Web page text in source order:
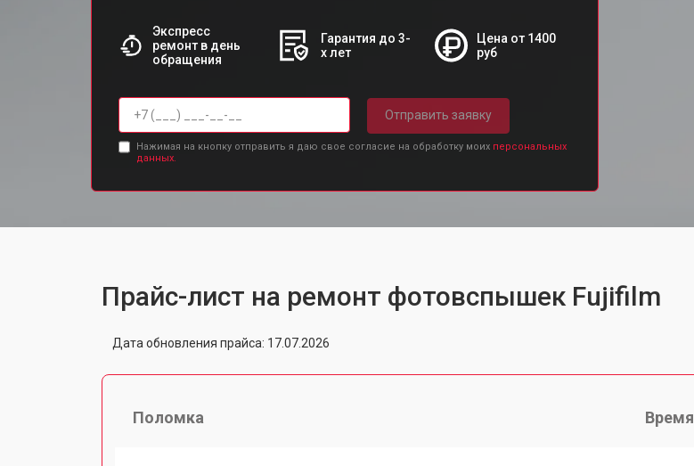
Экспресс
ремонт в день
обращения
Гарантия до 3-
х лет
Цена от 1400
руб
Отправить заявку
Нажимая на кнопку отправить я даю свое согласие на обработку моих персональных
данных.
Прайс-лист на ремонт фотовспышек Fujifilm
Дата обновления прайса: 17.07.2026
Поломка Время